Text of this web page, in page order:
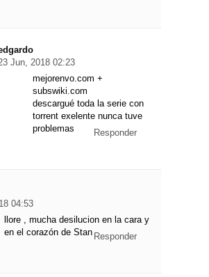
Jun, 2018 02:23
mejorenvo.com +
subswiki.com
descargué toda la serie con
torrent exelente nunca tuve
problemas
Responder
04:53
llore , mucha desilucion en la cara y
en el corazón de Stan Responder